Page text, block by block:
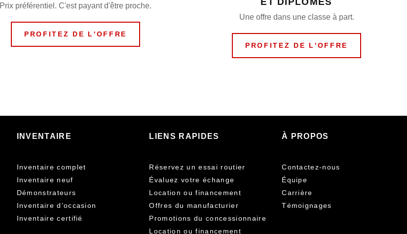
Prix préférentiel. C'est payant d'être proche.
PROFITEZ DE L'OFFRE
Une offre dans une classe à part.
PROFITEZ DE L'OFFRE
INVENTAIRE
Inventaire complet
Inventaire neuf
Démonstrateurs
Inventaire d’occasion
Inventaire certifié
LIENS RAPIDES
Réservez un essai routier
Évaluez votre échange
Location ou financement
Offres du manufacturier
Promotions du concessionnaire
Location ou financement
À PROPOS
Contactez-nous
Équipe
Carrière
Témoignages